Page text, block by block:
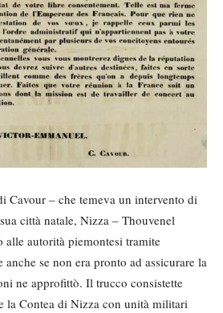
Cavour – che temeva un intervento di
città natale, Nizza – Thouvenel
alle autorità piemontesi tramite
anche se non era pronto ad assicurare la
ne approfittò. Il trucco consistette
la Contea di Nizza con unità militari